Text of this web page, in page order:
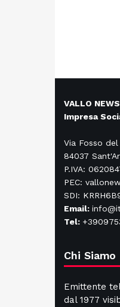
VALLO
Impresa
Via Fosso
84037
P.IVA:
PEC:
SDI:
Email:
Tel:
Chi Siamo
Emittente
dal 1977